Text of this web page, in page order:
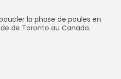
la phase de poules en
de Toronto au Canada.